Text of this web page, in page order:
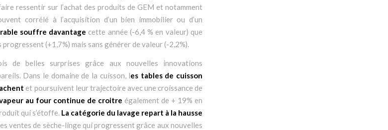
ressentir sur l’achat des produits de GEM et notamment
corrélé à l’acquisition d’un bien immobilier ou d’un
souffre davantage cette année (-6,4 % en valeur) que
(+1,7%) mais sans générer de valeur (-2,2%).
de belles surprises grâce aux nouvelles innovations
Dans le domaine de la cuisson, les tables de cuisson
et poursuivent leur trajectoire avec une croissance de
au four continue de croitre également de + 19% en
qui s’étoffe. La catégorie du lavage repart à la hausse
ventes de sèche-linge qui progressent grâce aux nouvelles